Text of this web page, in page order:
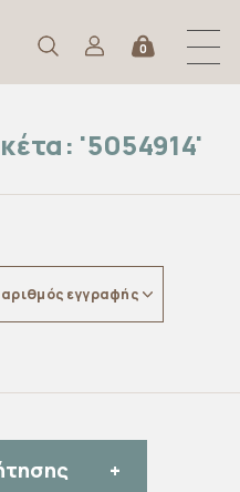
0
'5054914'
εγγραφής